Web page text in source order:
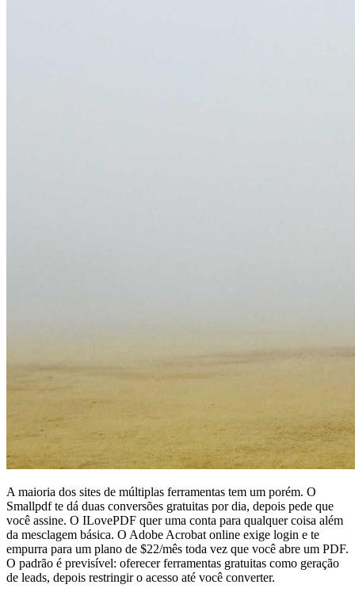
A maioria dos sites de múltiplas ferramentas tem um porém. O
Smallpdf te dá duas conversões gratuitas por dia, depois pede que
você assine. O ILovePDF quer uma conta para qualquer coisa além
da mesclagem básica. O Adobe Acrobat online exige login e te
empurra para um plano de $22/mês toda vez que você abre um PDF.
O padrão é previsível: oferecer ferramentas gratuitas como geração
de leads, depois restringir o acesso até você converter.